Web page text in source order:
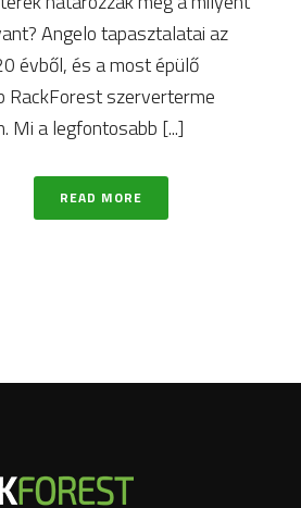
Angelo tapasztalatai az
évből, és a most épülő
RackForest szerverterme
Mi a legfontosabb [...]
READ MORE